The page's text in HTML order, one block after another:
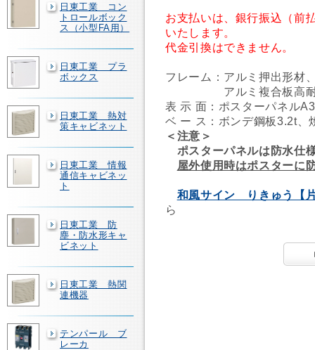
日東工業 コン
トロールボック
ス（小型FA用）
日東工業 プラ
ボックス
日東工業 熱対
策キャビネット
日東工業 情報
通信キャビネッ
ト
日東工業 防
塵・防水形キャ
ビネット
日東工業 熱関
連機器
テンパール ブ
レーカ
お支払いは、銀行振込（前
いたします。
代金引換はできません。
フレーム：アルミ押出形材
アルミ複合板高耐候
表 示 面：ポスターパネルA3
ベ ー ス：ボンデ鋼板3.2t、
＜注意＞
ポスターパネルは防水仕
屋外使用時はポスターに
和風サイン りきゅう【
ら